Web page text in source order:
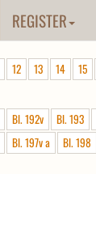
REGISTER
12 13 14 15
Bl. 192v Bl. 193
Bl. 197v a Bl. 198